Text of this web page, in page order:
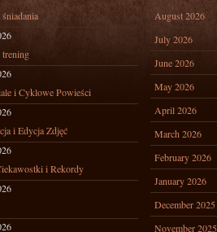
i Cyklowe Powieści
i Edycja Zdjęć
i Rekordy
August 2026
July 2026
June 2026
May 2026
April 2026
March 2026
February 2026
January 2026
December 2025
November 2025